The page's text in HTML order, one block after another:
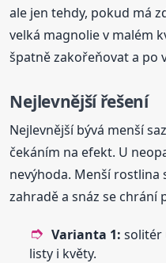
ale jen tehdy, pokud má
velká magnolie v malém
špatně zakořeňovat a po
Nejlevnější řešení
Nejlevnější bývá menší
čekáním na efekt. U
nevýhoda. Menší rostlina
zahradě a snáz se chrání
Varianta 1: solitér
listy i květy.